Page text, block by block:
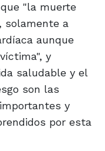
"la muerte
solamente a
aunque
y
saludable y el
son las
y
por esta